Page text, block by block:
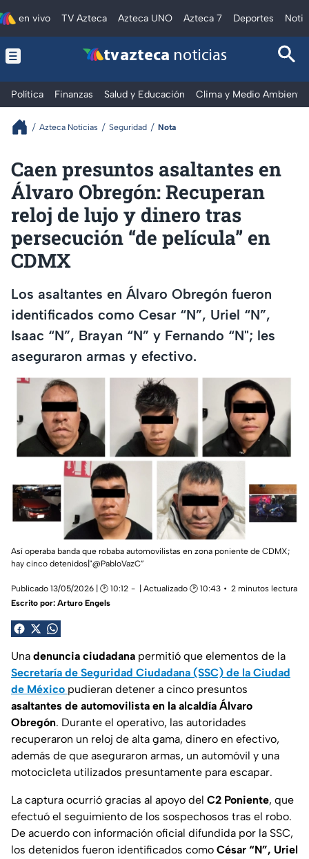
en vivo TV Azteca Azteca UNO Azteca 7 Deportes
tv azteca noticias
Política Finanzas Salud y Educación Clima y Medio Ambiente
Azteca Noticias Seguridad Nota
Caen presuntos asaltantes en
Álvaro Obregón: Recuperan
reloj de lujo y dinero tras
persecución “de película” en
CDMX
Los asaltantes en Álvaro Obregón fueron
identificados como Cesar “N”, Uriel “N”,
Isaac “N”, Brayan “N” y Fernando “N"; les
aseguraron armas y efectivo.
Así operaba banda que robaba automovilistas en zona poniente de CDMX;
hay cinco detenidos|"@PabloVazC”
Publicado 13/05/2026 | 🕑 10:12 | Actualizado 🕑 10:43
2 minutos lectura
Escrito por: Arturo Engels
Una denuncia ciudadana permitió que elementos de la
Secretaría de Seguridad Ciudadana (SSC) de la Ciudad
de México pudieran detener a cinco presuntos
asaltantes de automovilista en la alcaldía Álvaro
Obregón. Durante el operativo, las autoridades
recuperaron un reloj de alta gama, dinero en efectivo,
además de que aseguraron armas, un automóvil y una
motocicleta utilizados presuntamente para escapar.
La captura ocurrió gracias al apoyo del C2 Poniente, que
efectuó el seguimiento de los sospechosos tras el robo.
De acuerdo con información oficial difundida por la SSC,
los detenidos fueron identificados como César “N”, Uriel